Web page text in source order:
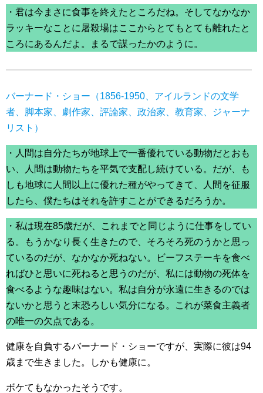
・君は今まさに食事を終えたところだね。そしてなかなか
ラッキーなことに屠殺場はここからとてもとても離れたと
ころにあるんだよ。まるで謀ったかのように。
バーナード・ショー（1856-1950、アイルランドの文学
者、脚本家、劇作家、評論家、政治家、教育家、ジャーナ
リスト）
・人間は自分たちが地球上で一番優れている動物だとおも
い、人間は動物たちを平気で支配し続けている。だが、も
しも地球に人間以上に優れた種がやってきて、人間を征服
したら、僕たちはそれを許すことができるだろうか。
・私は現在85歳だが、これまでと同じように仕事をしてい
る。もうかなり長く生きたので、そろそろ死のうかと思っ
ているのだが、なかなか死ねない。ビーフステーキを食べ
ればひと思いに死ねると思うのだが、私には動物の死体を
食べるような趣味はない。私は自分が永遠に生きるのでは
ないかと思うと末恐ろしい気分になる。これが菜食主義者
の唯一の欠点である。
健康を自負するバーナード・ショーですが、実際に彼は94
歳まで生きました。しかも健康に。
ボケてもなかったそうです。